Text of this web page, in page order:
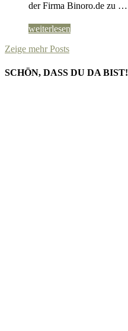
der Firma Binoro.de zu …
weiterlesen
Zeige mehr Posts
SCHÖN, DASS DU DA BIST!